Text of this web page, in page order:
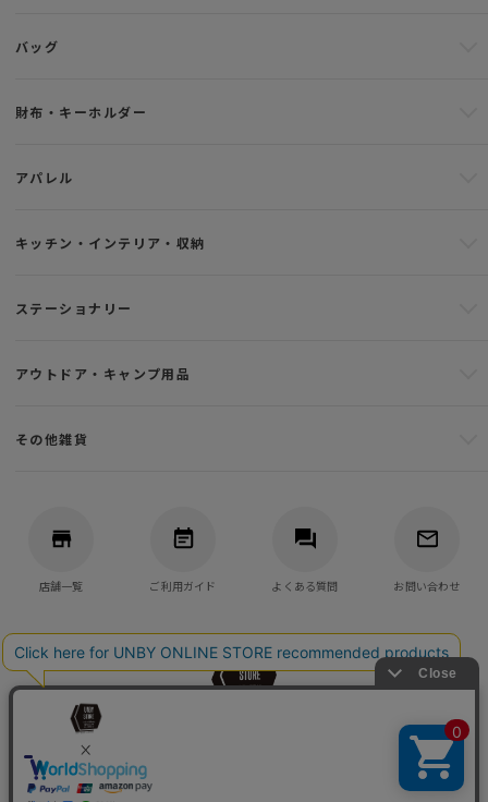
バッグ
財布・キーホルダー
アパレル
キッチン・インテリア・収納
ステーショナリー
アウトドア・キャンプ用品
その他雑貨
店舗一覧 ご利用ガイド よくある質問 お問い合わせ